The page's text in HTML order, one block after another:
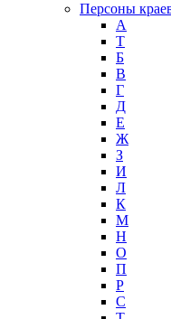
Персоны
А
T
Б
В
Г
Д
Е
Ж
З
И
Л
К
М
Н
О
П
Р
С